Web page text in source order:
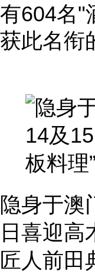
有604名"
获此名衔
隐身于澳
日喜迎高
匠人前田